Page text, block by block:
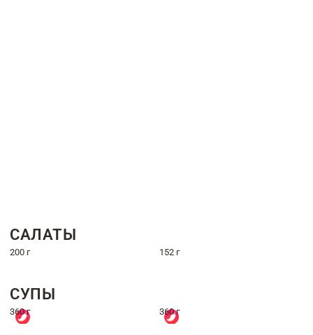
САЛАТЫ
200 г 152 г
СУПЫ
360 г 360 г